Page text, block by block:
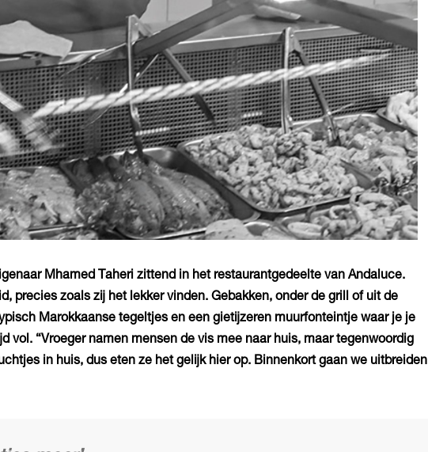
Mhamed Taheri zittend in het restaurantgedeelte van Andaluce.
precies zoals zij het lekker vinden. Gebakken, onder de grill of uit de
Marokkaanse tegeltjes en een gietijzeren muurfonteintje waar je je
vol. “Vroeger namen mensen de vis mee naar huis, maar tegenwoordig
in huis, dus eten ze het gelijk hier op. Binnenkort gaan we uitbreiden